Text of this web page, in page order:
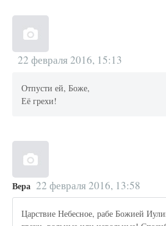
22 февраля 2016, 15:13
Отпусти ей, Боже,
Её грехи!
Вера 22 февраля 2016, 13:58
Царствие Небесное, рабе Божией